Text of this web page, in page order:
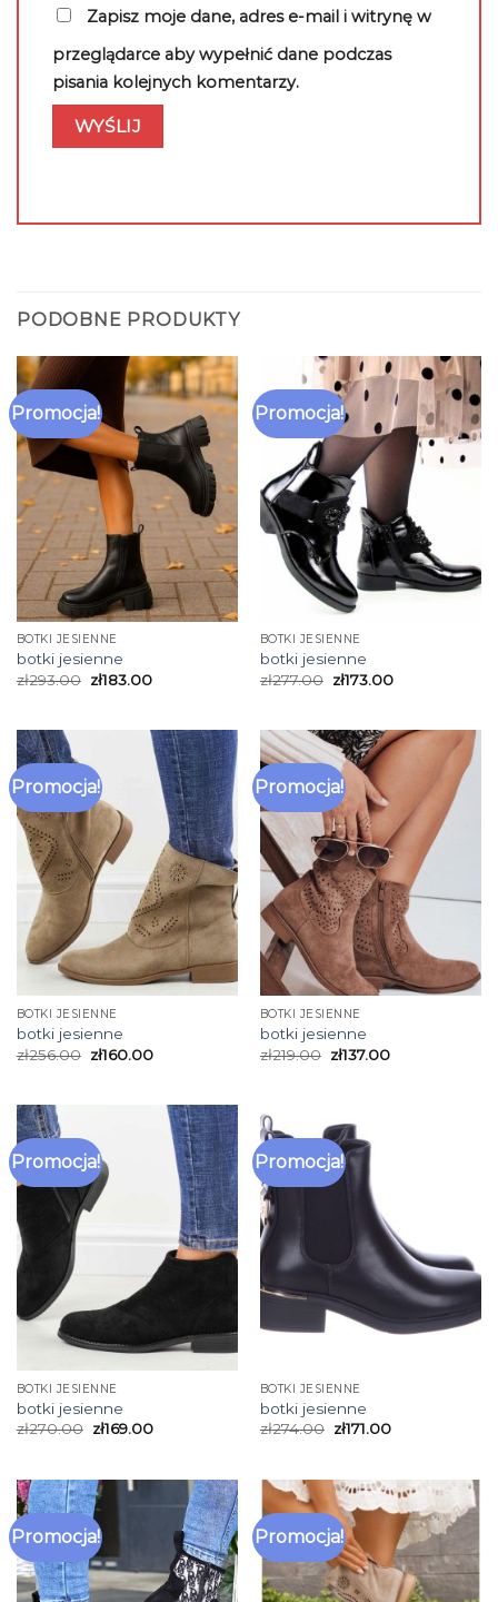
Zapisz moje dane, adres e-mail i witrynę w
przeglądarce aby wypełnić dane podczas
pisania kolejnych komentarzy.
PODOBNE PRODUKTY
Promocja!
BOTKI JESIENNE
botki jesienne
zł293.00 zł183.00
Promocja!
BOTKI JESIENNE
botki jesienne
zł277.00 zł173.00
Promocja!
BOTKI JESIENNE
botki jesienne
zł256.00 zł160.00
Promocja!
BOTKI JESIENNE
botki jesienne
zł219.00 zł137.00
Promocja!
BOTKI JESIENNE
botki jesienne
zł270.00 zł169.00
Promocja!
BOTKI JESIENNE
botki jesienne
zł274.00 zł171.00
Promocja! Promocja!